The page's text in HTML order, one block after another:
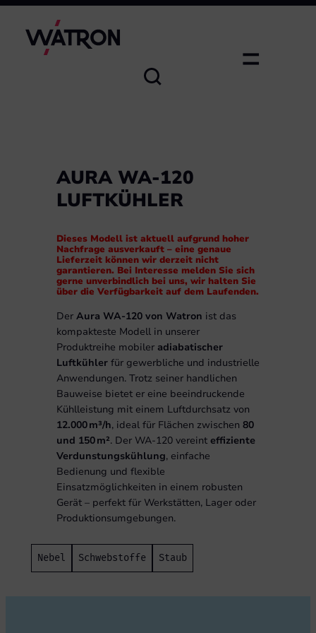
Inhalt
springen
Aura WA-120 Luftkühler
AURA WA-120
LUFTKÜHLER
Dieses Modell ist aktuell aufgrund hoher
Nachfrage ausverkauft – eine genaue
Lieferzeit können wir derzeit nicht
garantieren. Bei Interesse melden Sie sich
gerne unverbindlich bei uns, wir halten Sie
über die Verfügbarkeit auf dem Laufenden.
Der Aura WA-120 von Watron ist das
kompakteste Modell in unserer
Produktreihe mobiler adiabatischer
Luftkühlerfür gewerbliche und industrielle
Anwendungen. Trotz seiner handlichen
Bauweise bietet er eine beeindruckende
Kühlleistung mit einem Luftdurchsatz von
12.000 m³/h, ideal für Flächen zwischen 80
und 150 m². Der WA-120 vereint effiziente
Verdunstungskühlung, einfache
Bedienung und flexible
Einsatzmöglichkeiten in einem robusten
Gerät – perfekt für Werkstätten, Lager oder
Produktionsumgebungen.
Nebel Schwebstoffe Staub
Name
Vorname
Straße, Nr.
Postleitzahl
Ort
S
i
e
c
h
Unternehmen